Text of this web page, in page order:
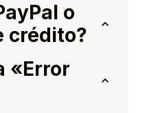
o
crédito?
«Error